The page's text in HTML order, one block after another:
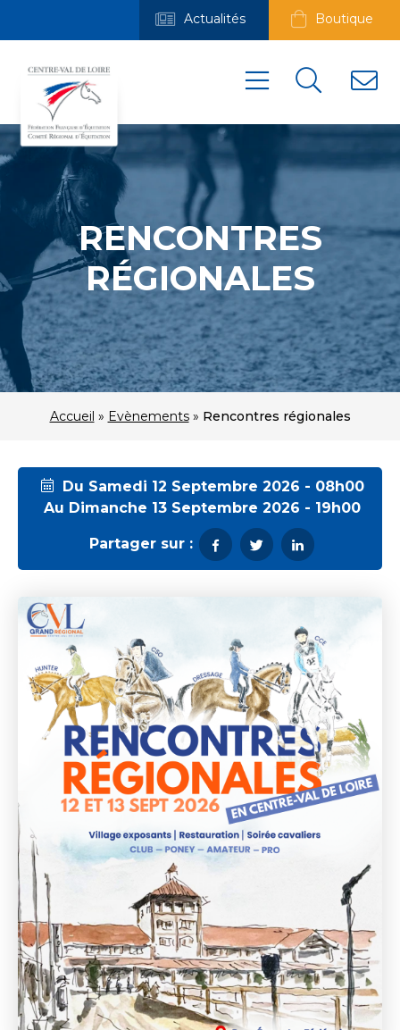
Actualités Boutique
RENCONTRES
RÉGIONALES
Accueil » Evènements» Rencontres régionales
Du Samedi 12 Septembre 2026 - 08h00
Au Dimanche 13 Septembre 2026 - 19h00
Partager sur :